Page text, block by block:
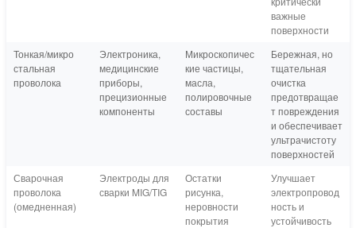
важные
поверхности
Тонкая/микро
стальная
проволока
Электроника,
медицинские
приборы,
прецизионные
компоненты
Микроскопичес
кие частицы,
масла,
полировочные
составы
Бережная, но
тщательная
очистка
предотвращае
т повреждения
и обеспечивает
ультрачистоту
поверхностей
Сварочная
проволока
(омедненная)
Электроды для
сварки MIG/TIG
Остатки
рисунка,
неровности
покрытия
Улучшает
электропровод
ность и
устойчивость